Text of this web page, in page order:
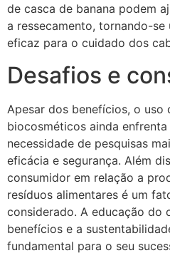
de casca de banana podem
a ressecamento, tornando-
eficaz para o cuidado dos
Desafios e
Apesar dos benefícios, o uso
biocosméticos ainda
necessidade de pesquisas
eficácia e segurança. Além
consumidor em relação a
resíduos alimentares é um
considerado. A educação do
benefícios e a
fundamental para o seu